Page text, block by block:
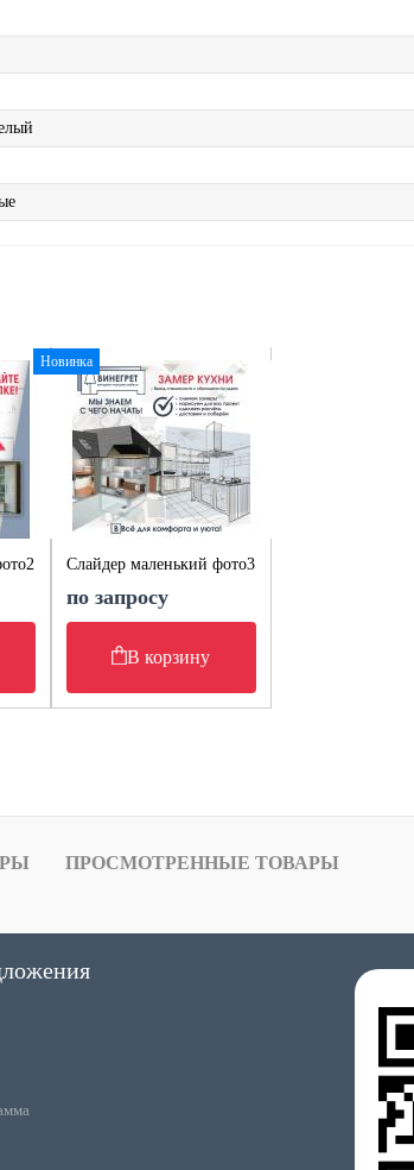
Новинка
Слайдер маленький фото3
по запросу
В корзину
ПРОСМОТРЕННЫЕ ТОВАРЫ